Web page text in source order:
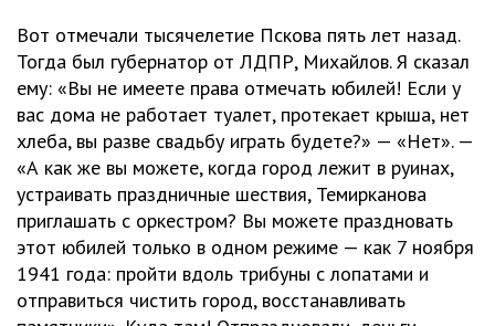
Вот отмечали тысячелетие Пскова пять лет назад.
Тогда был губернатор от ЛДПР, Михайлов. Я сказал
ему: «Вы не имеете права отмечать юбилей! Если у
вас дома не работает туалет, протекает крыша, нет
хлеба, вы разве свадьбу играть будете?» — «Нет». —
«А как же вы можете, когда город лежит в руинах,
устраивать праздничные шествия, Темирканова
приглашать с оркестром? Вы можете праздновать
этот юбилей только в одном режиме — как 7 ноября
1941 года: пройти вдоль трибуны с лопатами и
отправиться чистить город, восстанавливать